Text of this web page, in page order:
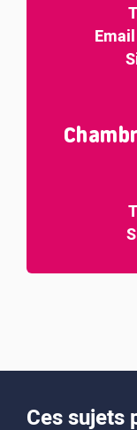
Email
Ces sujets